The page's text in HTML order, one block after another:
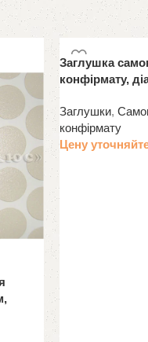
Заглушка
конфірмату,
Заглушки,
конфірмату
Цену